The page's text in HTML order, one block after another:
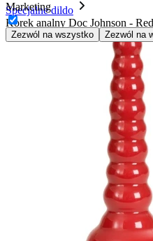
Marketing
Zezwól na wszystko Zezwól na
Specjalne dildo
Korek analny Doc Johnson -